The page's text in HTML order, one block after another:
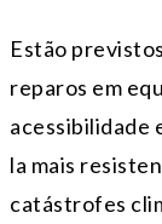
Estão
reparos em
acessibilidade
la mais
catástrofes